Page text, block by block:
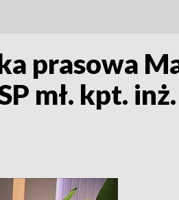
prasowa
mł. kpt.